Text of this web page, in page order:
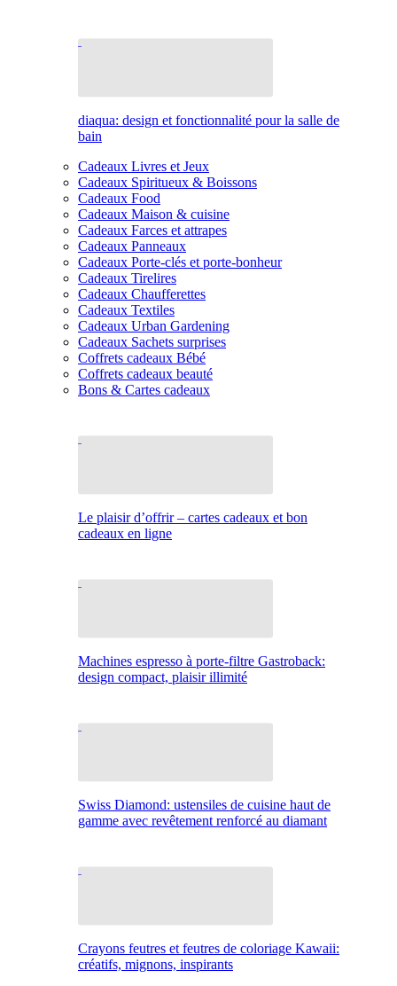
diaqua: design et fonctionnalité pour la salle de
bain
Cadeaux Livres et Jeux
Cadeaux Spiritueux & Boissons
Cadeaux Food
Cadeaux Maison & cuisine
Cadeaux Farces et attrapes
Cadeaux Panneaux
Cadeaux Porte-clés et porte-bonheur
Cadeaux Tirelires
Cadeaux Chaufferettes
Cadeaux Textiles
Cadeaux Urban Gardening
Cadeaux Sachets surprises
Coffrets cadeaux Bébé
Coffrets cadeaux beauté
Bons & Cartes cadeaux
Le plaisir d’offrir – cartes cadeaux et bon
cadeaux en ligne
Machines espresso à porte-filtre Gastroback:
design compact, plaisir illimité
Swiss Diamond: ustensiles de cuisine haut de
gamme avec revêtement renforcé au diamant
Crayons feutres et feutres de coloriage Kawaii:
créatifs, mignons, inspirants